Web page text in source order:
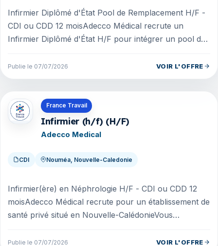
Infirmier Diplômé d'État Pool de Remplacement H/F -
CDI ou CDD 12 moisAdecco Médical recrute un
Infirmier Diplômé d'État H/F pour intégrer un pool de
Publie le 07/07/2026 VOIR L'OFFRE
France Travail
Infirmier (h/f) (H/F)
Adecco Medical
CDI Nouméa, Nouvelle-Caledonie
Infirmier(ère) en Néphrologie H/F - CDI ou CDD 12
moisAdecco Médical recrute pour un établissement de
santé privé situé en Nouvelle-CalédonieVous
Publie le 07/07/2026 VOIR L'OFFRE
Offres en Nouvelle-Caledonie